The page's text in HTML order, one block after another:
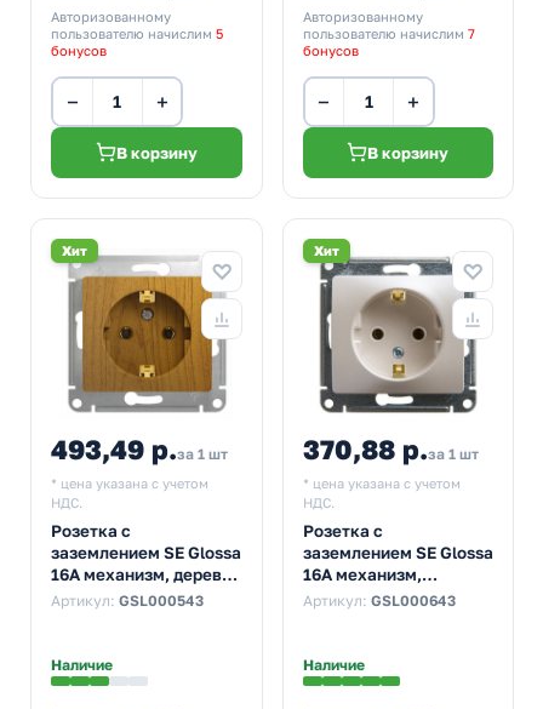
Авторизованному
пользователю начислим 5
бонусов
− +
В корзину
Авторизованному
пользователю начислим 7
бонусов
− +
В корзину
Хит
493,49 р.за 1 шт
* цена указана с учетом
НДС.
Розетка с
заземлением SE Glossa
16А механизм, дерево
дуб
Артикул: GSL000543
Наличие
Хит
370,88 р.за 1 шт
* цена указана с учетом
НДС.
Розетка с
заземлением SE Glossa
16А механизм,
перламутр
Артикул: GSL000643
Наличие